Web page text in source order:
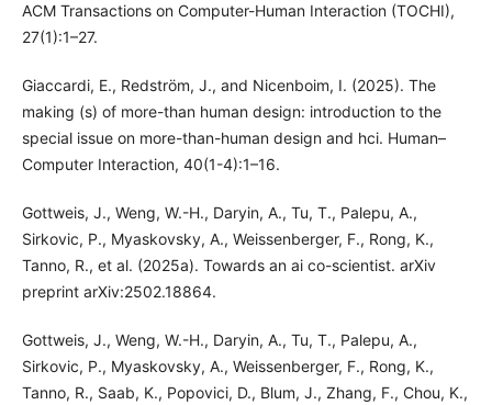
ACM Transactions on Computer-Human Interaction (TOCHI),
27(1):1–27.
Giaccardi, E., Redström, J., and Nicenboim, I. (2025). The
making (s) of more-than human design: introduction to the
special issue on more-than-human design and hci. Human–
Computer Interaction, 40(1-4):1–16.
Gottweis, J., Weng, W.-H., Daryin, A., Tu, T., Palepu, A.,
Sirkovic, P., Myaskovsky, A., Weissenberger, F., Rong, K.,
Tanno, R., et al. (2025a). Towards an ai co-scientist. arXiv
preprint arXiv:2502.18864.
Gottweis, J., Weng, W.-H., Daryin, A., Tu, T., Palepu, A.,
Sirkovic, P., Myaskovsky, A., Weissenberger, F., Rong, K.,
Tanno, R., Saab, K., Popovici, D., Blum, J., Zhang, F., Chou, K.,